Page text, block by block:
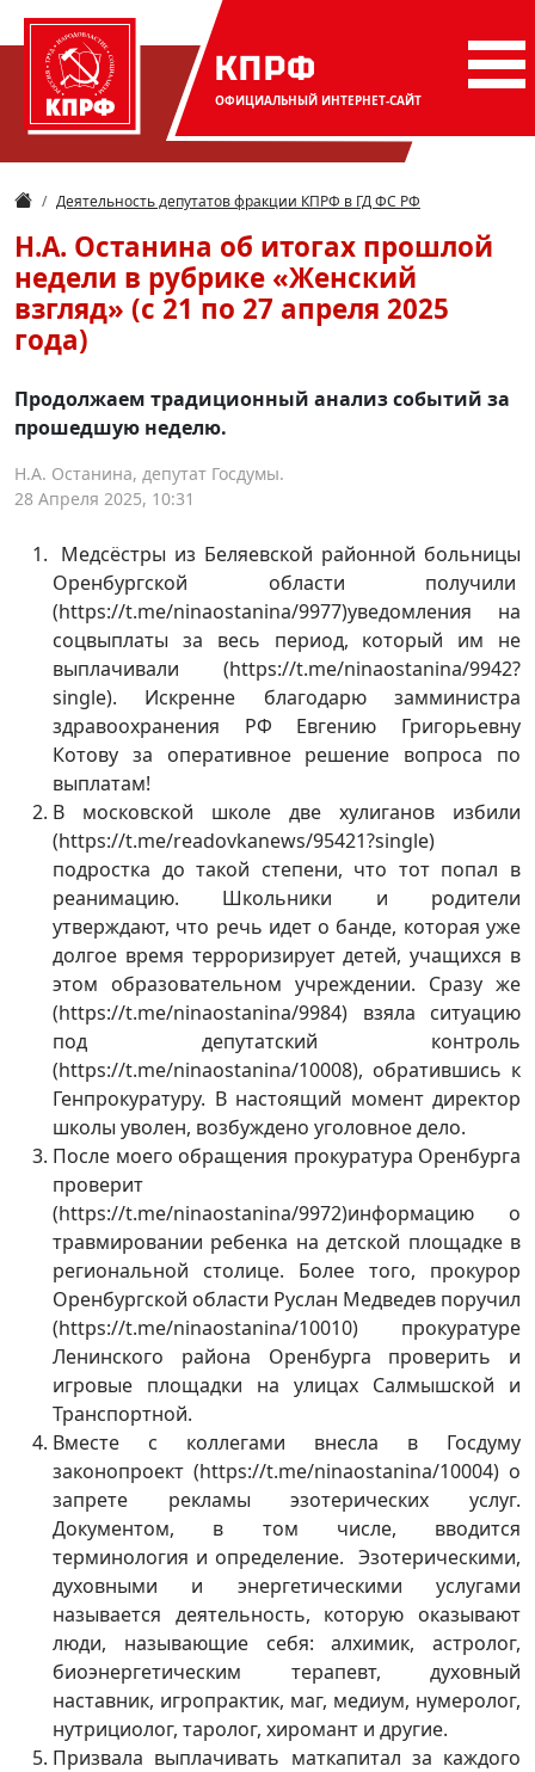
КПРФ
ОФИЦИАЛЬНЫЙ ИНТЕРНЕТ-САЙТ
Деятельность депутатов фракции КПРФ в ГД ФС РФ
Н.А. Останина об итогах прошлой
недели в рубрике «Женский
взгляд» (с 21 по 27 апреля 2025
года)
Продолжаем традиционный анализ событий за
прошедшую неделю.
Н.А. Останина, депутат Госдумы.
28 Апреля 2025, 10:31
Медсёстры из Беляевской районной больницы
Оренбургской области получили
(https://t.me/ninaostanina/9977)уведомления на
соцвыплаты за весь период, который им не
выплачивали (https://t.me/ninaostanina/9942?
single). Искренне благодарю замминистра
здравоохранения РФ Евгению Григорьевну
Котову за оперативное решение вопроса по
выплатам!
В московской школе две хулиганов избили
(https://t.me/readovkanews/95421?single)
подростка до такой степени, что тот попал в
реанимацию. Школьники и родители
утверждают, что речь идет о банде, которая уже
долгое время терроризирует детей, учащихся в
этом образовательном учреждении. Сразу же
(https://t.me/ninaostanina/9984) взяла ситуацию
под депутатский контроль
(https://t.me/ninaostanina/10008), обратившись к
Генпрокуратуру. В настоящий момент директор
школы уволен, возбуждено уголовное дело.
После моего обращения прокуратура Оренбурга
проверит
(https://t.me/ninaostanina/9972)информацию о
травмировании ребенка на детской площадке в
региональной столице. Более того, прокурор
Оренбургской области Руслан Медведев поручил
(https://t.me/ninaostanina/10010) прокуратуре
Ленинского района Оренбурга проверить и
игровые площадки на улицах Салмышской и
Транспортной.
Вместе с коллегами внесла в Госдуму
законопроект (https://t.me/ninaostanina/10004) о
запрете рекламы эзотерических услуг.
Документом, в том числе, вводится
терминология и определение. Эзотерическими,
духовными и энергетическими услугами
называется деятельность, которую оказывают
люди, называющие себя: алхимик, астролог,
биоэнергетическим терапевт, духовный
наставник, игропрактик, маг, медиум, нумеролог,
нутрициолог, таролог, хиромант и другие.
Призвала выплачивать маткапитал за каждого